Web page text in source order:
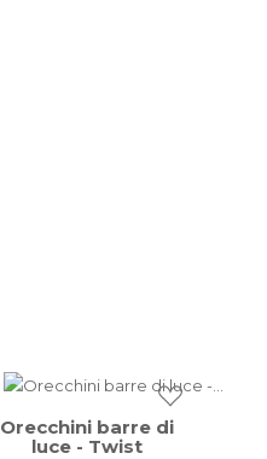
Orecchini barre di
luce - Twist